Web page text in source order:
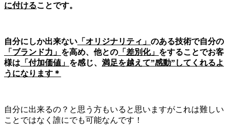
に付けることです。
自分にしか出来ない 「オリジナリティ」 のある技術で自分の
「ブランド力」 を高め、他との 「差別化」 をすることでお客
様は 「付加価値」 を感じ、 満足を越えて”感動”してくれるよ
うになります＊
自分に出来るの？と思う方もいると思いますがこれは難しい
ことではなく誰にでも可能なんです！